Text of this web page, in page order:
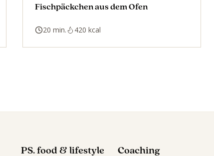
Fischpäckchen aus dem Ofen
20 min. 420 kcal
PS. food & lifestyle Coaching